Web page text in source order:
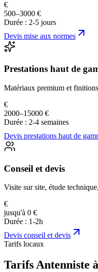
€
500–3000 €
Durée : 2-5 jours
Devis mise aux normes
Prestations haut de
Matériaux premium et
€
2000–15000 €
Durée : 2-4 semaines
Devis prestations haut de
Conseil et devis
Visite sur site, étude
€
jusqu'à 0 €
Durée : 1-2h
Devis conseil et devis
Tarifs locaux
Tarifs Antenniste